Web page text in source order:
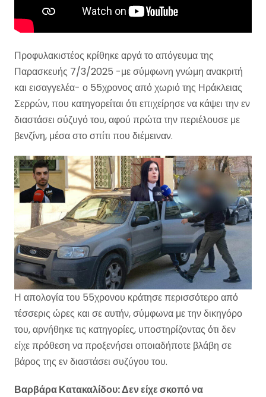
Προφυλακιστέος κρίθηκε αργά το απόγευμα της
Παρασκευής 7/3/2025 -με σύμφωνη γνώμη ανακριτή
και εισαγγελέα- ο 55χρονος από χωριό της Ηράκλειας
Σερρών, που κατηγορείται ότι επιχείρησε να κάψει την εν
διαστάσει σύζυγό του, αφού πρώτα την περιέλουσε με
βενζίνη, μέσα στο σπίτι που διέμειναν.
Η απολογία του 55χρονου κράτησε περισσότερο από
τέσσερις ώρες και σε αυτήν, σύμφωνα με την δικηγόρο
του, αρνήθηκε τις κατηγορίες, υποστηρίζοντας ότι δεν
είχε πρόθεση να προξενήσει οποιαδήποτε βλάβη σε
βάρος της εν διαστάσει συζύγου του.
Βαρβάρα Κατακαλίδου: Δεν είχε σκοπό να